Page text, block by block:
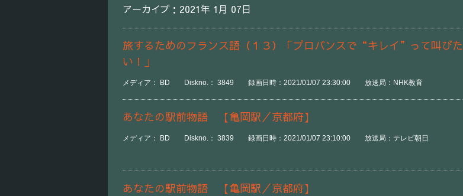
アーカイブ：2021年 1月 07日
旅するためのフランス語（１３）「プロバンスで“キレイ”って叫びた
い！」
メディア： BD Diskno.： 3849 録画日時：2021/01/07 23:30:00 放送局：NHK教育
あなたの駅前物語 【亀岡駅／京都府】
メディア： BD Diskno.： 3839 録画日時：2021/01/07 23:10:00 放送局：テレビ朝日
あなたの駅前物語 【亀岡駅／京都府】